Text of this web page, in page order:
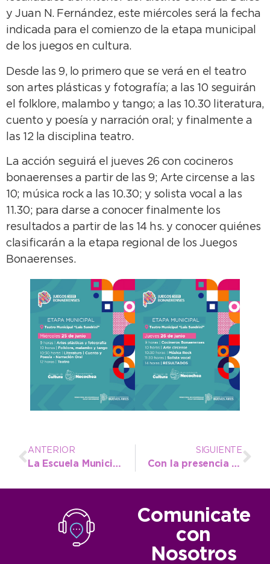
y Juan N. Fernández, este miércoles será la fecha
indicada para el comienzo de la etapa municipal
de los juegos en cultura.
Desde las 9, lo primero que se verá en el teatro
son artes plásticas y fotografía; a las 10 seguirán
el folklore, malambo y tango; a las 10.30 literatura,
cuento y poesía y narración oral; y finalmente a
las 12 la disciplina teatro.
La acción seguirá el jueves 26 con cocineros
bonaerenses a partir de las 9; Arte circense a las
10; música rock a las 10.30; y solista vocal a las
11.30; para darse a conocer finalmente los
resultados a partir de las 14 hs. y conocer quiénes
clasificarán a la etapa regional de los Juegos
Bonaerenses.
ANTERIOR
La Escuela Municipal de natación adaptada participó del 2º Open Internacional
SIGUIENTE
Con la presencia del Intendente se dio inicio a la Expo Educativa 2025
Comunicate
con
Nosotros